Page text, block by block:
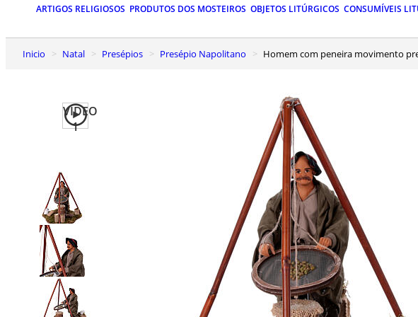
ARTIGOS RELIGIOSOS PRODUTOS DOS MOSTEIROS OBJETOS LITÚRGICOS CONSUMÍVEIS
Inicio Natal Presépios Presépio Napolitano Homem com peneira movimento
VIDEO
1